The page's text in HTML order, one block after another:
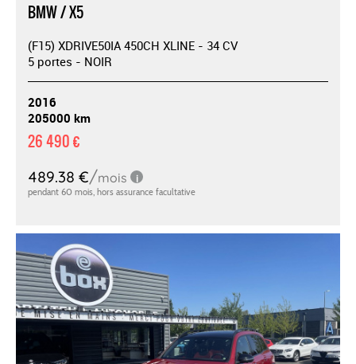
BMW / X5
(F15) XDRIVE50IA 450CH XLINE - 34 CV
5 portes - NOIR
2016
205000 km
26 490 €